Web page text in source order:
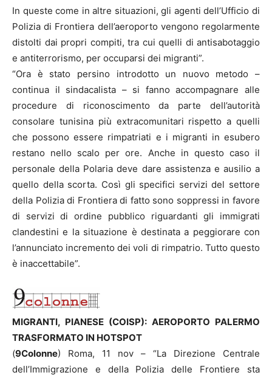
In queste come in altre situazioni, gli agenti dell’Ufficio di
Polizia di Frontiera dell’aeroporto vengono regolarmente
distolti dai propri compiti, tra cui quelli di antisabotaggio
e antiterrorismo, per occuparsi dei migranti”.
“Ora è stato persino introdotto un nuovo metodo –
continua il sindacalista – si fanno accompagnare alle
procedure di riconoscimento da parte dell’autorità
consolare tunisina più extracomunitari rispetto a quelli
che possono essere rimpatriati e i migranti in esubero
restano nello scalo per ore. Anche in questo caso il
personale della Polaria deve dare assistenza e ausilio a
quello della scorta. Così gli specifici servizi del settore
della Polizia di Frontiera di fatto sono soppressi in favore
di servizi di ordine pubblico riguardanti gli immigrati
clandestini e la situazione è destinata a peggiorare con
l’annunciato incremento dei voli di rimpatrio. Tutto questo
è inaccettabile”.
MIGRANTI, PIANESE (COISP): AEROPORTO PALERMO
TRASFORMATO IN HOTSPOT
(9Colonne) Roma, 11 nov – “La Direzione Centrale
dell’Immigrazione e della Polizia delle Frontiere sta